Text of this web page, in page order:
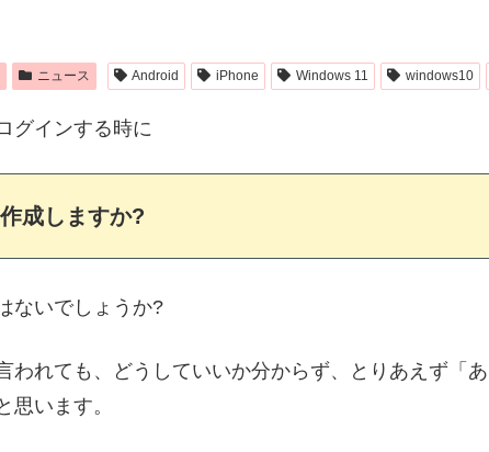
ニュース Android iPhone Windows 11 windows10
グインする時に
成しますか?
ないでしょうか?
われても、どうしていいか分からず、とりあえず「
思います。